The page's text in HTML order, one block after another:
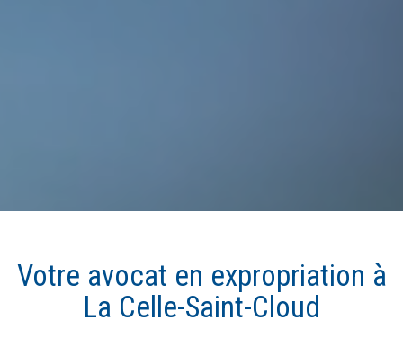
Votre avocat en expropriation à
La Celle-Saint-Cloud